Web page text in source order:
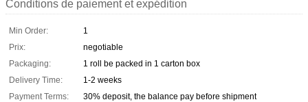
Conditions de paiement et expédition
Min Order:
1
Prix:
negotiable
Packaging:
1 roll be packed in 1 carton box
Delivery Time:
1-2 weeks
Payment Terms:
30% deposit, the balance pay before shipment